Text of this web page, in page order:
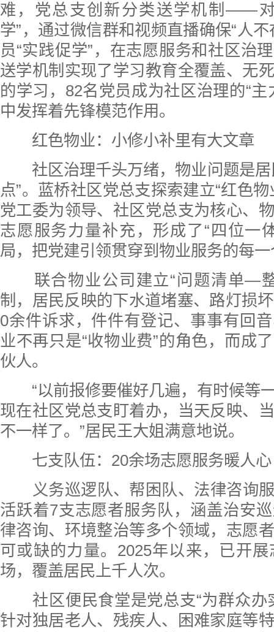
难，党总支创新分类送学机制——
学”，通过微信群和视频直播确保“人
员“实践促学”，在志愿服务和社区治
送学机制实现了学习教育全覆盖、无
的学习，82名党员成为社区治理的“主
中发挥着先锋模范作用。
红色物业：小修小补里有大文章
社区治理千头万绪，物业问题是居
点”。蓝桥社区党总支探索建立“红色
党工委为领导、社区党总支为核心、
志愿服务力量补充，形成了“四位一
局，把党建引领贯穿到物业服务的每
联合物业公司建立“问题清单—
制，居民反映的下水道堵塞、路灯损
0余件诉求，件件有登记、事事有回
业不再只是“收物业费”的角色，而成
伙人。
“以前报修要催好几遍，有时候等
现在社区党总支盯着办，当天反映、
不一样了。”居民王大姐满意地说。
七支队伍：20余场志愿服务暖人心
义务巡逻队、帮困队、法律咨询
活跃着7支志愿者服务队，涵盖治安
律咨询、环境整治等多个领域，志愿
可或缺的力量。2025年以来，已开
场，覆盖居民上千人次。
社区便民食堂是党总支“为群众办
针对独居老人、残疾人、困难家庭等